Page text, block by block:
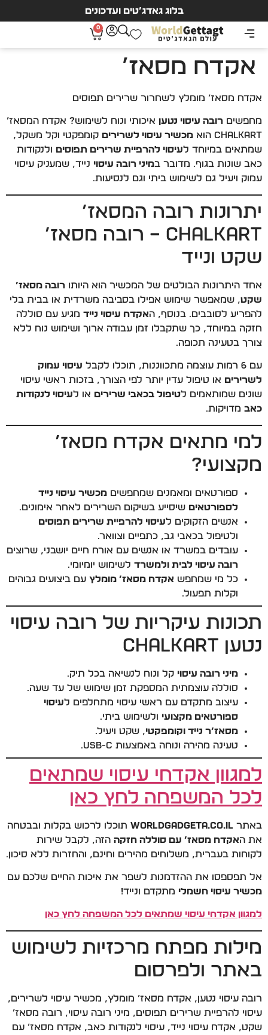
בלוג גאדג’טים ועדכונים
0
אקדח מסאז’
אקדח מסאז’ מומלץ לשחרור שרירים תפוסים
מחפשים רובה עיסוי נטען איכותי ונוח לשימוש? אקדח המסאז’
CHALKART הוא
מכשיר עיסוי לשרירים קומפקטי וקל משקל,
שמתאים במיוחד לעיסוי להרפיית שרירים תפוסים ולנקודות
כאב שונות בגוף. מדובר במיני רובה עיסוי נייד, שמעניק עיסוי
עמוק ויעיל גם לשימוש ביתי וגם לנסיעות.
יתרונות רובה המסאז’
CHALKART – רובה מסאז’
שקט ונייד
אחד היתרונות הבולטים של המכשיר הוא היותו רובה מסאז’
שקט, שמאפשר שימוש אפילו בסביבה משרדית או בבית בלי
להפריע לסובבים. בנוסף, האקדח עיסוי נייד מגיע עם סוללה
חזקה במיוחד, כך שתקבלו זמן עבודה ארוך ושימוש נוח ללא
צורך בטעינה תכופה.
עם 6 רמות עוצמה מתכווננות, תוכלו לקבל
עיסוי עמוק
לשרירים או טיפול עדין יותר לפי הצורך, בזכות ראשי עיסוי
שונים שמותאמים לטיפול בכאבי שרירים או לעיסוי לנקודות
כאב מדויקות.
למי מתאים אקדח מסאז’
מקצועי?
ספורטאים ומאמנים שמחפשים מכשיר עיסוי נייד
לספורטאים שיסייע בשיקום השרירים לאחר אימונים.
אנשים הזקוקים לעיסוי להרפיית שרירים תפוסים
ולטיפול בכאבי גב, כתפיים וצוואר.
עובדים במשרד או אנשים עם אורח חיים יושבני, שרוצים
רובה עיסוי לבית ולמשרד לשימוש יומיומי.
כל מי שמחפש אקדח מסאז’ מומלץ עם ביצועים גבוהים
וקלות תפעול.
תכונות עיקריות של רובה עיסוי
נטען CHALKART
מיני רובה עיסוי קל ונוח לנשיאה בכל תיק.
סוללה עוצמתית המספקת זמן שימוש של עד שעה.
עיצוב מתקדם עם ראשי עיסוי מתחלפים לעיסוי
ספורטאים מקצועי ולשימוש ביתי.
מסאז’ר נייד וקומפקטי, שקט ויעיל.
טעינה מהירה ונוחה באמצעות USB-C.
למגוון אקדחי עיסוי שמתאים
לכל המשפחה לחץ כאן
באתר WorldGadgeta.co.il תוכלו לרכוש בקלות ובבטחה
את האקדח מסאז’ עם סוללה חזקה הזה, לקבל שירות
לקוחות בעברית, משלוחים מהירים וחינם, והחזרות ללא סיכון.
אל תפספסו את ההזדמנות לשפר את איכות החיים שלכם עם
מכשיר עיסוי חשמלי מתקדם ונייד!
למגוון אקדחי עיסוי שמתאים לכל המשפחה לחץ כאן
מילות מפתח מרכזיות לשימוש
באתר ולפרסום
רובה עיסוי נטען, אקדח מסאז’ מומלץ, מכשיר עיסוי לשרירים,
עיסוי להרפיית שרירים תפוסים, מיני רובה עיסוי, רובה מסאז’
שקט, אקדח עיסוי נייד, עיסוי לנקודות כאב, אקדח מסאז’ עם